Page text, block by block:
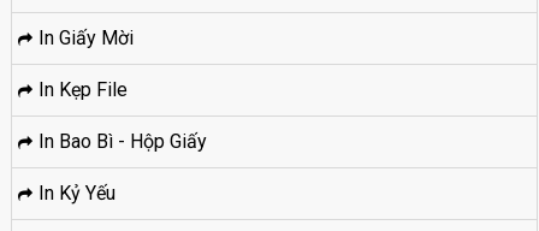
In Giấy Mời
In Kẹp File
In Bao Bì - Hộp Giấy
In Kỷ Yếu